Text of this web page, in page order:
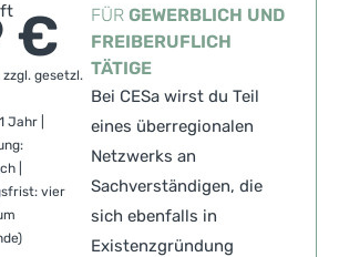
FÜR GEWERBLICH UND
FREIBERUFLICH
TÄTIGE
Bei CESa wirst du Teil
eines überregionalen
Netzwerks an
Sachverständigen, die
sich ebenfalls in
Existenzgründung
€
gesetzl.
Jahr |
|
vier